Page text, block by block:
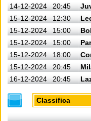
14-12-2024
20:45
15-12-2024
12:30
15-12-2024
15:00
15-12-2024
15:00
15-12-2024
18:00
15-12-2024
20:45
16-12-2024
20:45
Classifica